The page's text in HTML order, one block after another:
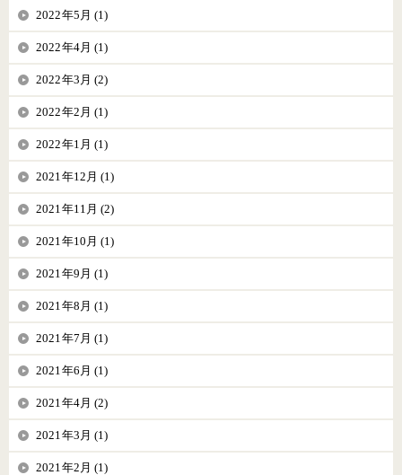
2022年5月 (1)
2022年4月 (1)
2022年3月 (2)
2022年2月 (1)
2022年1月 (1)
2021年12月 (1)
2021年11月 (2)
2021年10月 (1)
2021年9月 (1)
2021年8月 (1)
2021年7月 (1)
2021年6月 (1)
2021年4月 (2)
2021年3月 (1)
2021年2月 (1)